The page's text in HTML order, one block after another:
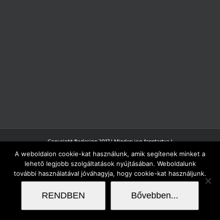
Copyright flodesign 2017 | Minden jog fenntartva |
A weboldalon cookie-kat használunk, amik segítenek minket a
lehető legjobb szolgáltatások nyújtásában. Weboldalunk
további használatával jóváhagyja, hogy cookie-kat használjunk.
RENDBEN Bővebben...